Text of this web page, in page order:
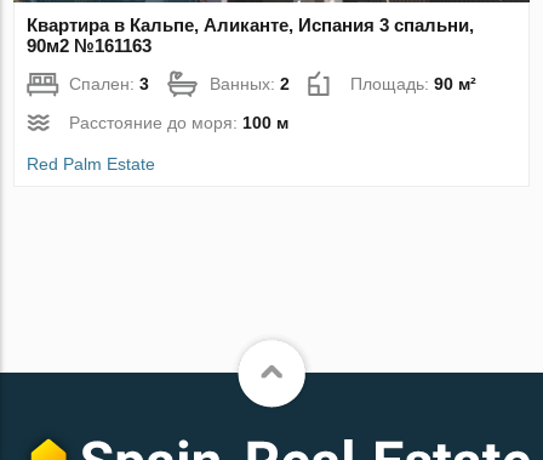
Квартира в Кальпе, Аликанте, Испания 3 спальни,
90м2 №161163
Спален:3 Ванных:2 Площадь:90 м²
Расстояние до моря: 100 м
Red Palm Estate